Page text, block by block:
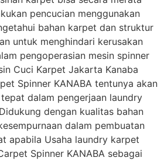
pencucian menggunakan
bahan karpet dan struktur
untuk menghindari kerusakan
pengoperasian mesin spinner
Cuci Karpet Jakarta Kanaba
Spinner KANABA tentunya akan
dalam pengerjaan laundry
dengan kualitas bahan
dalam pembuatan
apabila Usaha laundry karpet
Spinner KANABA sebagai